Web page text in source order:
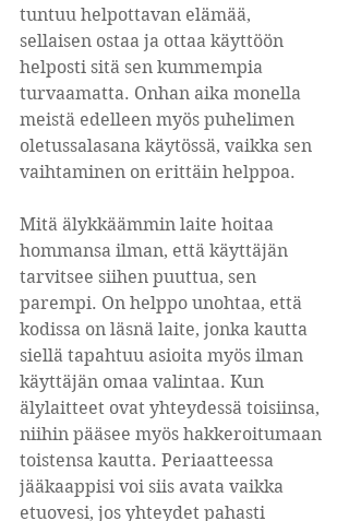
tuntuu helpottavan elämää,
sellaisen ostaa ja ottaa käyttöön
helposti sitä sen kummempia
turvaamatta. Onhan aika monella
meistä edelleen myös puhelimen
oletussalasana käytössä, vaikka sen
vaihtaminen on erittäin helppoa.
Mitä älykkäämmin laite hoitaa
hommansa ilman, että käyttäjän
tarvitsee siihen puuttua, sen
parempi. On helppo unohtaa, että
kodissa on läsnä laite, jonka kautta
siellä tapahtuu asioita myös ilman
käyttäjän omaa valintaa. Kun
älylaitteet ovat yhteydessä toisiinsa,
niihin pääsee myös hakkeroitumaan
toistensa kautta. Periaatteessa
jääkaappisi voi siis avata vaikka
etuovesi, jos yhteydet pahasti